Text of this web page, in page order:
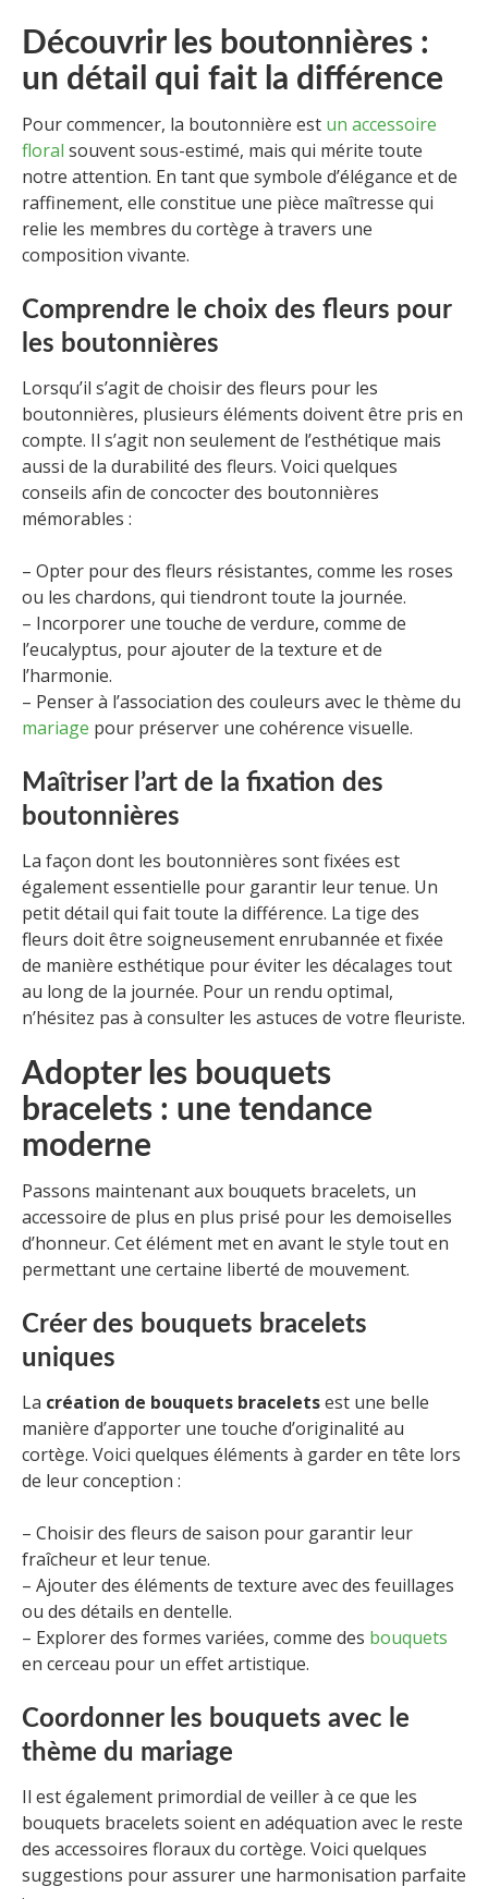
Découvrir les boutonnières :
un détail qui fait la différence
Pour commencer, la boutonnière est un accessoire
floral souvent sous-estimé, mais qui mérite toute
notre attention. En tant que symbole d’élégance et de
raffinement, elle constitue une pièce maîtresse qui
relie les membres du cortège à travers une
composition vivante.
Comprendre le choix des fleurs pour
les boutonnières
Lorsqu’il s’agit de choisir des fleurs pour les
boutonnières, plusieurs éléments doivent être pris en
compte. Il s’agit non seulement de l’esthétique mais
aussi de la durabilité des fleurs. Voici quelques
conseils afin de concocter des boutonnières
mémorables :
– Opter pour des fleurs résistantes, comme les roses
ou les chardons, qui tiendront toute la journée.
– Incorporer une touche de verdure, comme de
l’eucalyptus, pour ajouter de la texture et de
l’harmonie.
– Penser à l’association des couleurs avec le thème du
mariage pour préserver une cohérence visuelle.
Maîtriser l’art de la fixation des
boutonnières
La façon dont les boutonnières sont fixées est
également essentielle pour garantir leur tenue. Un
petit détail qui fait toute la différence. La tige des
fleurs doit être soigneusement enrubannée et fixée
de manière esthétique pour éviter les décalages tout
au long de la journée. Pour un rendu optimal,
n’hésitez pas à consulter les astuces de votre fleuriste.
Adopter les bouquets
bracelets : une tendance
moderne
Passons maintenant aux bouquets bracelets, un
accessoire de plus en plus prisé pour les demoiselles
d’honneur. Cet élément met en avant le style tout en
permettant une certaine liberté de mouvement.
Créer des bouquets bracelets
uniques
La création de bouquets braceletsest une belle
manière d’apporter une touche d’originalité au
cortège. Voici quelques éléments à garder en tête lors
de leur conception :
– Choisir des fleurs de saison pour garantir leur
fraîcheur et leur tenue.
– Ajouter des éléments de texture avec des feuillages
ou des détails en dentelle.
– Explorer des formes variées, comme des bouquets
en cerceau pour un effet artistique.
Coordonner les bouquets avec le
thème du mariage
Il est également primordial de veiller à ce que les
bouquets bracelets soient en adéquation avec le reste
des accessoires floraux du cortège. Voici quelques
suggestions pour assurer une harmonisation parfaite